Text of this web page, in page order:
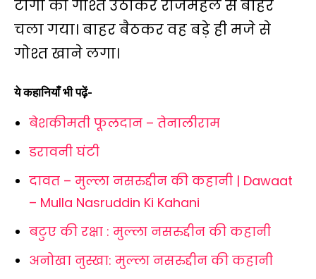
टांगों का गोश्त उठाकर राजमहल से बाहर
चला गया। बाहर बैठकर वह बड़े ही मजे से
गोश्त खाने लगा।
ये कहानियाँ भी पढ़ें-
बेशकीमती फूलदान – तेनालीराम
डरावनी घंटी
दावत – मुल्ला नसरुद्दीन की कहानी | Dawaat
– Mulla Nasruddin Ki Kahani
बटुए की रक्षा : मुल्ला नसरुद्दीन की कहानी
अनोखा नुस्खा: मुल्ला नसरुद्दीन की कहानी